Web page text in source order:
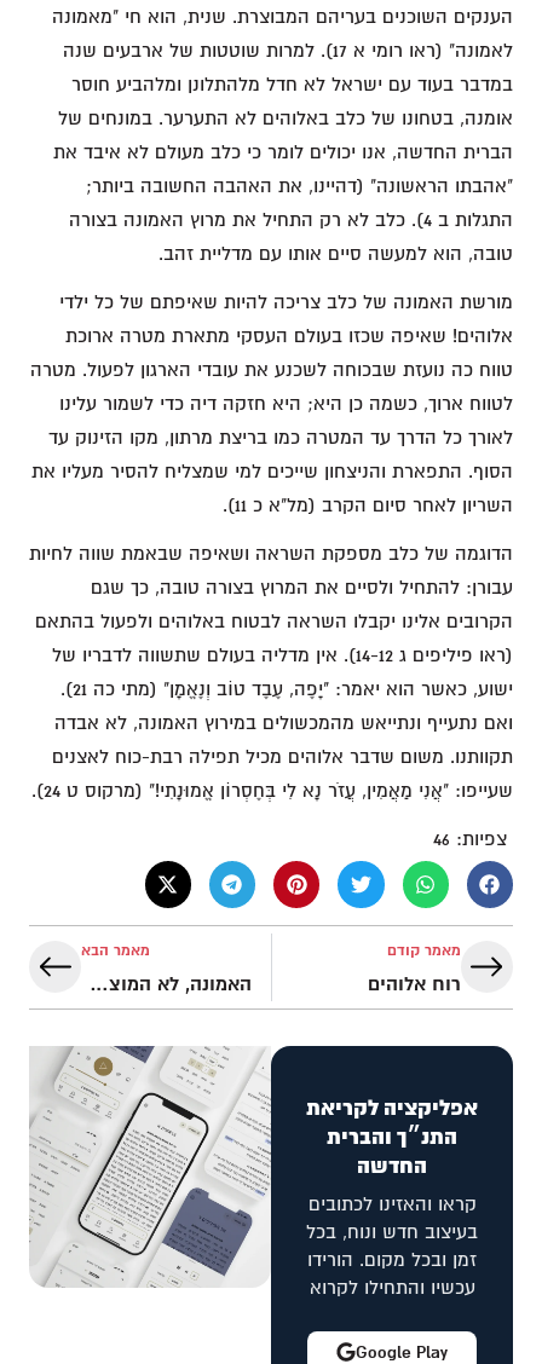
הענקים השוכנים בעריהם המבוצרת. שנית, הוא חי "מאמונה
לאמונה" (ראו רומי א 17). למרות שוטטות של ארבעים שנה
במדבר בעוד עם ישראל לא חדל מלהתלונן ומלהביע חוסר
אומנה, בטחונו של כלב באלוהים לא התערער. במונחים של
הברית החדשה, אנו יכולים לומר כי כלב מעולם לא איבד את
"אהבתו הראשונה" (דהיינו, את האהבה החשובה ביותר;
התגלות ב 4). כלב לא רק התחיל את מרוץ האמונה בצורה
טובה, הוא למעשה סיים אותו עם מדליית זהב.
מורשת האמונה של כלב צריכה להיות שאיפתם של כל ילדי
אלוהים! שאיפה שכזו בעולם העסקי מתארת מטרה ארוכת
טווח כה נועזת שבכוחה לשכנע את עובדי הארגון לפעול. מטרה
לטווח ארוך, כשמה כן היא; היא חזקה דיה כדי לשמור עלינו
לאורך כל הדרך עד המטרה כמו בריצת מרתון, מקו הזינוק עד
הסוף. התפארת והניצחון שייכים למי שמצליח להסיר מעליו את
השריון לאחר סיום הקרב (מל"א כ 11).
הדוגמה של כלב מספקת השראה ושאיפה שבאמת שווה לחיות
עבורן: להתחיל ולסיים את המרוץ בצורה טובה, כך שגם
הקרובים אלינו יקבלו השראה לבטוח באלוהים ולפעול בהתאם
(ראו פיליפים ג 14-12). אין מדליה בעולם שתשווה לדבריו של
ישוע, כאשר הוא יאמר: "יָפֶה, עֶבֶד טוֹב וְנֶאֱמָן" (מתי כה 21).
ואם נתעייף ונתייאש מהמכשולים במירוץ האמונה, לא אבדה
תקוותנו. משום שדבר אלוהים מכיל תפילה רבת-כוח לאצנים
שעייפו: "אֲנִי מַאֲמִין, עֲזֹר נָא לִי בְּחֶסְרוֹן אֱמוּנָתִי!" (מרקוס ט 24).
צפיות: 46
מאמר קודם
רוח אלוהים
מאמר הבא
האמונה, לא המוצא משנה
אפליקציה לקריאת
התנ״ך והברית
החדשה
קראו והאזינו לכתובים
בעיצוב חדש ונוח, בכל
זמן ובכל מקום. הורידו
עכשיו והתחילו לקרוא
Google Play